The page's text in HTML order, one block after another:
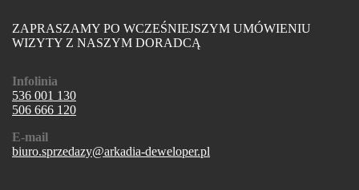
ZAPRASZAMY PO WCZEŚNIEJSZYM UMÓWIENIU
WIZYTY Z NASZYM DORADCĄ
Infolinia
536 001 130
506 666 120
E-mail
biuro.sprzedazy@arkadia-deweloper.pl